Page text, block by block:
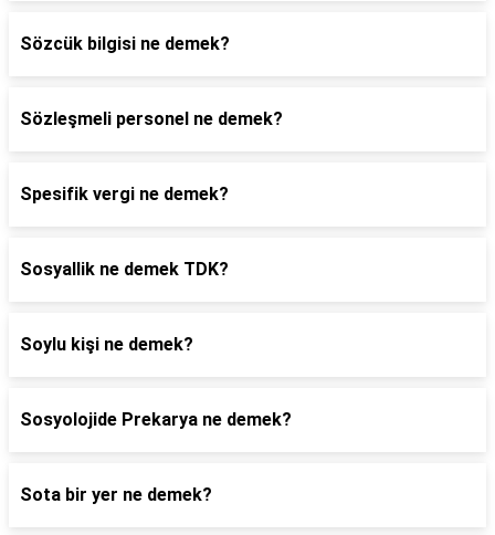
Sözcük bilgisi ne demek?
Sözleşmeli personel ne demek?
Spesifik vergi ne demek?
Sosyallik ne demek TDK?
Soylu kişi ne demek?
Sosyolojide Prekarya ne demek?
Sota bir yer ne demek?